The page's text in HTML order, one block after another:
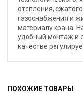
отопления,
газоснабжения и
материалу крана.
удобный монтаж и
качестве
ПОХОЖИЕ ТОВАРЫ